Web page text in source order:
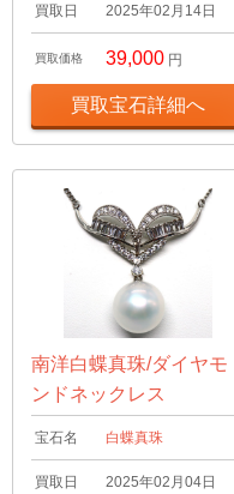
買取日 2025年02月14日
買取価格 39,000 円
買取宝石詳細へ
南洋白蝶真珠/ダイヤモ
ンドネックレス
宝石名 白蝶真珠
買取日 2025年02月04日